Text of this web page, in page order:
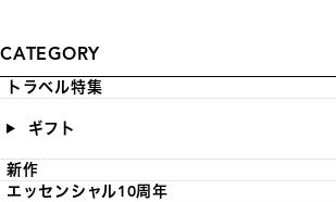
CATEGORY
トラベル特集
ギフト
新作
エッセンシャル10周年